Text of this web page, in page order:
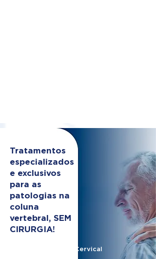
Tratamentos
especializados
e exclusivos
para as
patologias na
coluna
vertebral, SEM
CIRURGIA!
Hérnia de Disco Cervical